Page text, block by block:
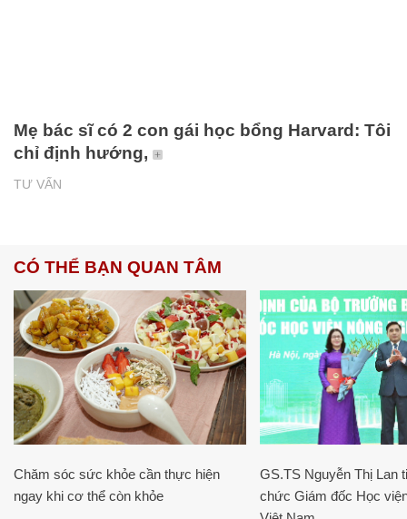
TƯ VẤN
Mẹ bác sĩ có 2 con gái học bổng Harvard: Tôi
chỉ định hướng,
CÓ THỂ BẠN QUAN TÂM
Chăm sóc sức khỏe cần thực hiện
ngay khi cơ thể còn khỏe
GS.TS Nguyễn Thị Lan
chức Giám đốc Học